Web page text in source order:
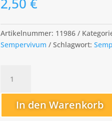
Artikelnummer: 11986
Sempervivum
Schlagwort:
Menge
In den Warenkorb